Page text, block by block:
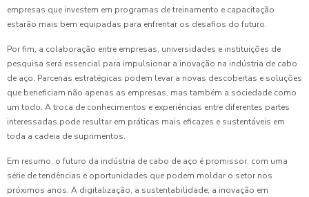
empresas que investem em programas de treinamento e capacitação
estarão mais bem equipadas para enfrentar os desafios do futuro.
Por fim, a colaboração entre empresas, universidades e instituições de
pesquisa será essencial para impulsionar a inovação na indústria de cabo
de aço. Parcerias estratégicas podem levar a novas descobertas e soluções
que beneficiam não apenas as empresas, mas também a sociedade como
um todo. A troca de conhecimentos e experiências entre diferentes partes
interessadas pode resultar em práticas mais eficazes e sustentáveis em
toda a cadeia de suprimentos.
Em resumo, o futuro da indústria de cabo de aço é promissor, com uma
série de tendências e oportunidades que podem moldar o setor nos
próximos anos. A digitalização, a sustentabilidade, a inovação em